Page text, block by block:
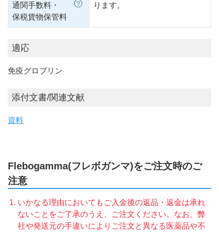
通関手数料・
保税貨物保管料
ります。
適応
免疫グロブリン
添付文書/関連文献
資料
Flebogamma(フレボガンマ)をご注文時のご
注意
いかなる理由においてもご入金後の返品・返金は承れ
ないことをご了承のうえ、ご注文ください。なお、弊
社や発送元の手違いによりご注文と異なる医薬品や不